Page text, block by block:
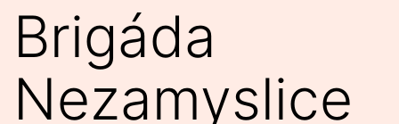
Brigáda
Nezamyslice